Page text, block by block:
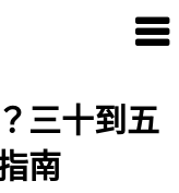
三十到五
南